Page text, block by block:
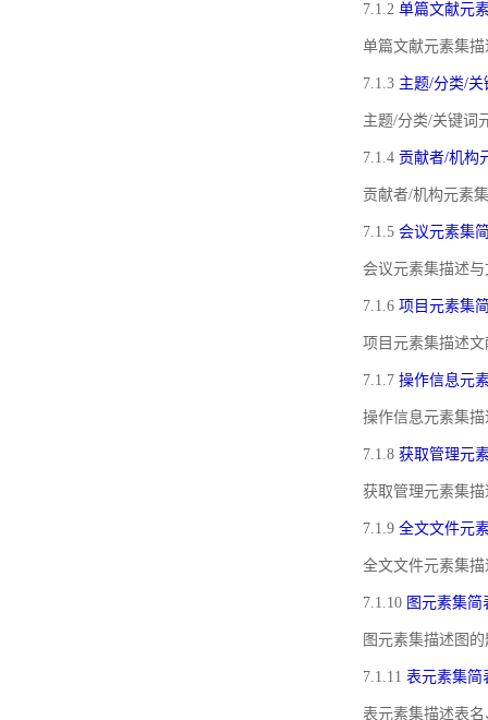
7.1.2 单篇文献元
单篇文献元素集
7.1.3 主题/分类/
主题/分类/关键词
7.1.4 贡献者/机构
贡献者/机构元素
7.1.5 会议元素集
会议元素集描述
7.1.6 项目元素集
项目元素集描述
7.1.7 操作信息元
操作信息元素集
7.1.8 获取管理元
获取管理元素集
7.1.9 全文文件元
全文文件元素集
7.1.10 图元素集简
图元素集描述图
7.1.11 表元素集简
表元素集描述表